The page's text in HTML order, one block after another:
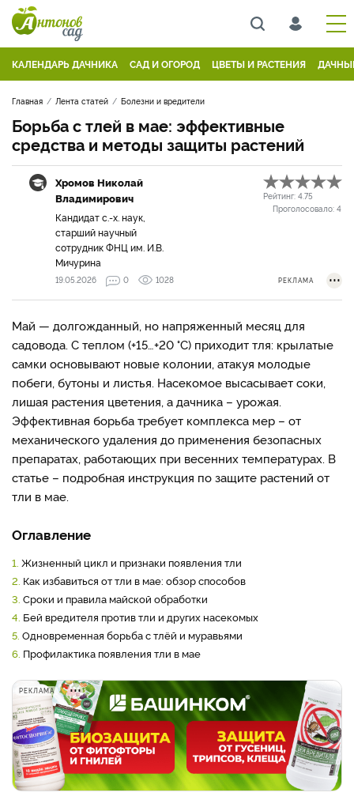
КАЛЕНДАРЬ ДАЧНИКА САД И ОГОРОД ЦВЕТЫ И РАСТЕНИЯ
Главная Лента статей Болезни и вредители
Борьба с тлей в мае: эффективные
средства и методы защиты растений
Хромов Николай
Владимирович
Кандидат с.-х. наук,
старший научный
сотрудник ФНЦ им. И.В.
Мичурина
Рейтинг: 4.75
Проголосовало: 4
19.05.2026 0 1028 РЕКЛАМА
Май — долгожданный, но напряженный месяц для
садовода. С теплом (+15…+20 °C) приходит тля: крылатые
самки основывают новые колонии, атакуя молодые
побеги, бутоны и листья. Насекомое высасывает соки,
лишая растения цветения, а дачника – урожая.
Эффективная борьба требует комплекса мер – от
механического удаления до применения безопасных
препаратах, работающих при весенних температурах. В
статье – подробная инструкция по защите растений от
тли в мае.
Оглавление
1. Жизненный цикл и признаки появления тли
2. Как избавиться от тли в мае: обзор способов
3. Сроки и правила майской обработки
4. Бей вредителя против тли и других насекомых
5. Одновременная борьба с тлёй и муравьями
6. Профилактика появления тли в мае
РЕКЛАМА